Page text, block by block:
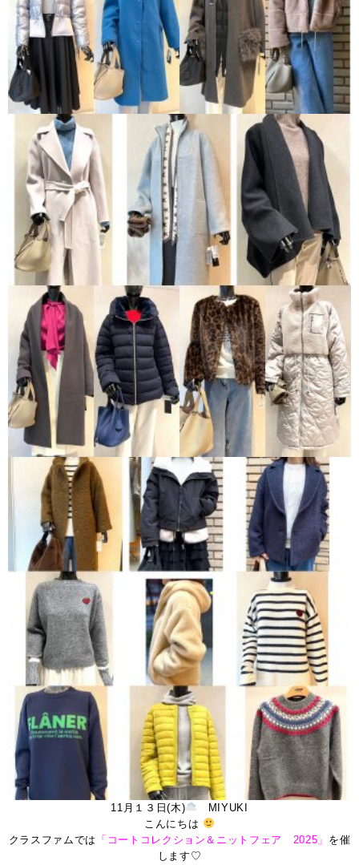
11月１３日(木)
MIYUKI
こんにちは
クラスファムでは 「コートコレクション＆ニットフェア 2025」 を催
します♡